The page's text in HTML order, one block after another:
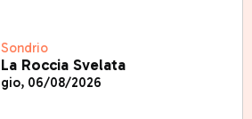
Sondrio
La Roccia Svelata
gio, 06/08/2026